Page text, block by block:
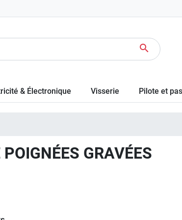
search
& Électronique Visserie Pilote et
GRAVÉES